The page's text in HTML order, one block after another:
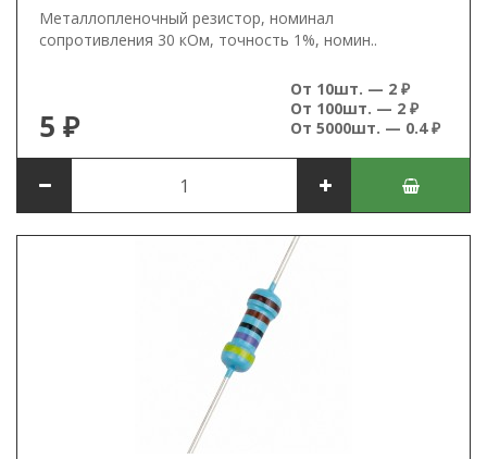
Металлопленочный резистор, номинал
сопротивления 30 кОм, точность 1%, номин..
5 ₽
От 10шт. — 2 ₽
От 100шт. — 2 ₽
От 5000шт. — 0.4 ₽